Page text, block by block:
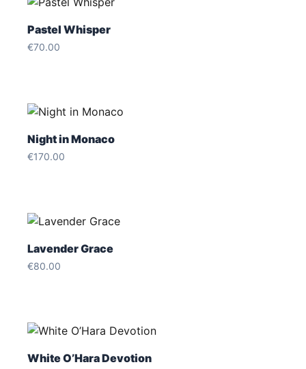
Pastel Whisper
€70.00
Night in Monaco
€170.00
Lavender Grace
€80.00
White O’Hara Devotion